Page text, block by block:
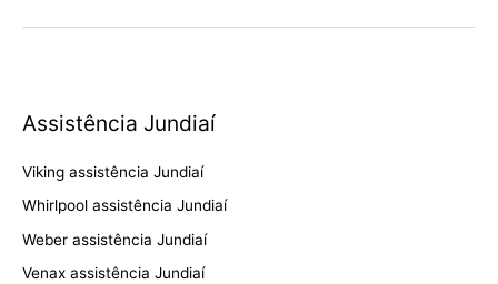
Assistência Jundiaí
Viking assistência Jundiaí
Whirlpool assistência Jundiaí
Weber assistência Jundiaí
Venax assistência Jundiaí